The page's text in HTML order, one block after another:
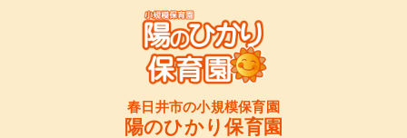
春日井市の小規模保育園
陽のひかり保育園